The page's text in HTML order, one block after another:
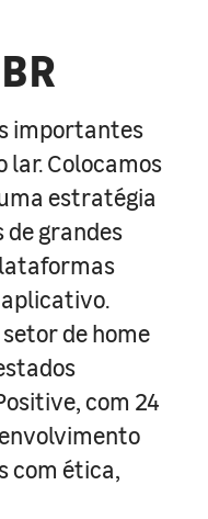
importantes
lar. Colocamos
estratégia
de grandes
de home
com 24
com ética,